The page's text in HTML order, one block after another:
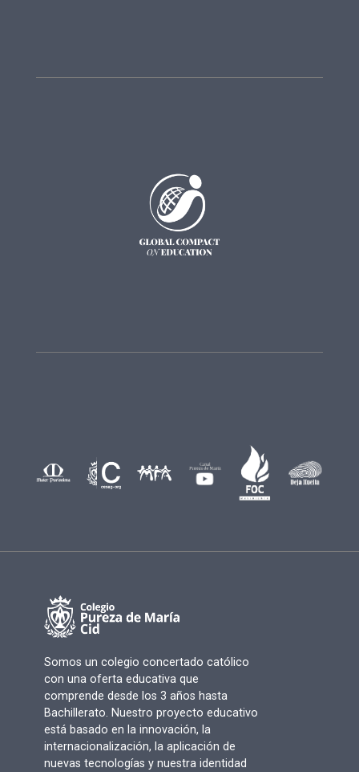
Somos un colegio concertado católico
con una oferta educativa que
comprende desde los 3 años hasta
Bachillerato. Nuestro proyecto educativo
está basado en la innovación, la
internacionalización, la aplicación de
nuevas tecnologías y nuestra identidad